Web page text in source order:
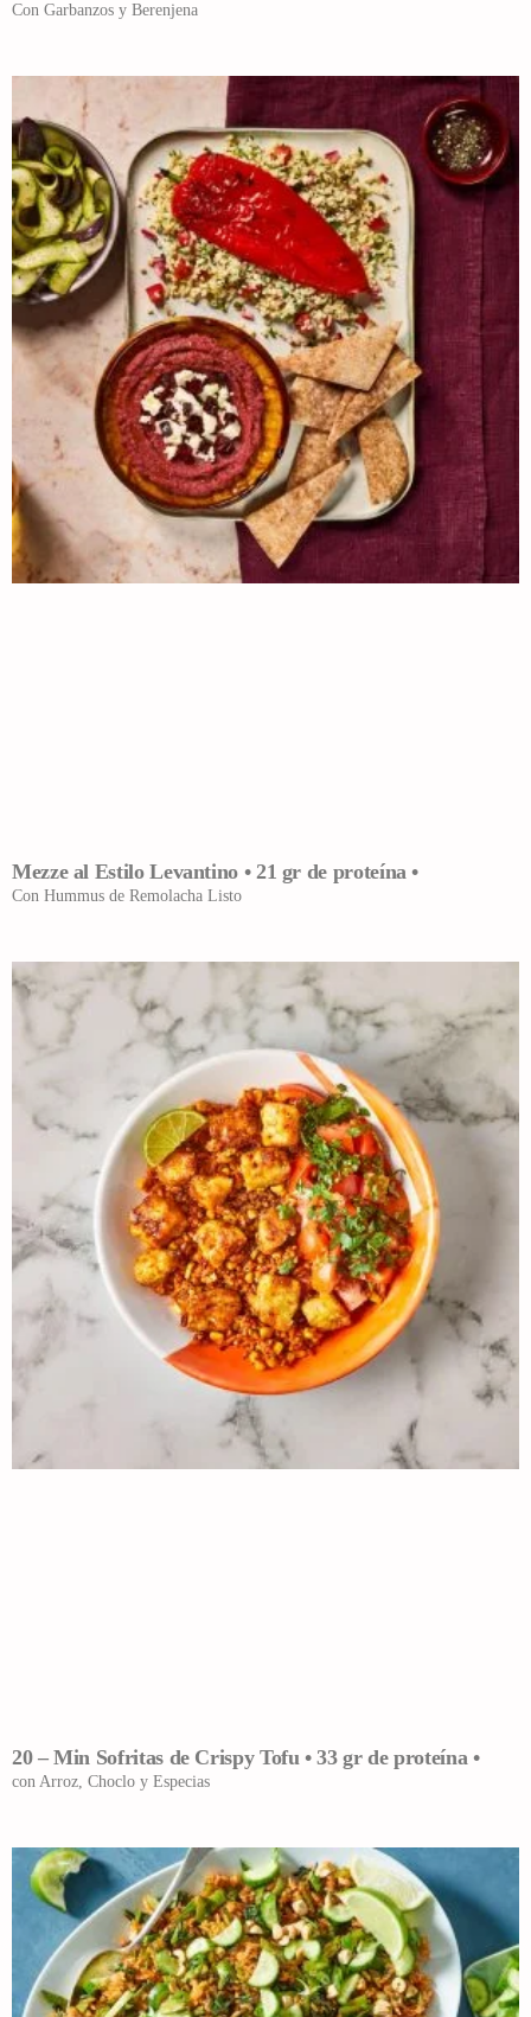
Con Garbanzos y Berenjena
Mezze al Estilo Levantino • 21 gr de proteína •
Con Hummus de Remolacha Listo
20 – Min Sofritas de Crispy Tofu • 33 gr de proteína •
con Arroz, Choclo y Especias